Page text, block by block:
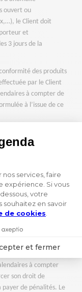
ouvert ou
le Client doit
et
3 jours de la
des produits
par le Client
à compter de
à l’issue de ce
du Vendeur et
des sommes
produit défectueux
qu’elle soit doit
site du Vendeur à
en précisant bien
à compter
son droit de
de pénalités. Le